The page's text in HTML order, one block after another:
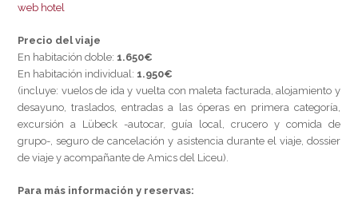
web hotel
Precio del viaje
En habitación doble: 1.650€
En habitación individual: 1.950€
(incluye: vuelos de ida y vuelta con maleta facturada, alojamiento y
desayuno, traslados, entradas a las óperas en primera categoría,
excursión a Lübeck -autocar, guía local, crucero y comida de
grupo-, seguro de cancelación y asistencia durante el viaje, dossier
de viaje y acompañante de Amics del Liceu).
Para más información y reservas: